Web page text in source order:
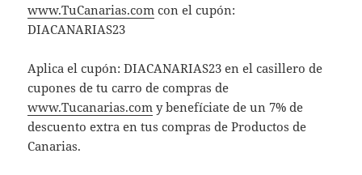
www.TuCanarias.com con el cupón:
DIACANARIAS23
Aplica el cupón: DIACANARIAS23 en el casillero de
cupones de tu carro de compras de
www.Tucanarias.com y benefíciate de un 7% de
descuento extra en tus compras de Productos de
Canarias.